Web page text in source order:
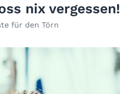
nix vergessen!
für den Törn